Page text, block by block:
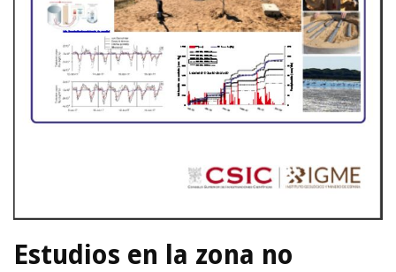
Estudios en la zona no